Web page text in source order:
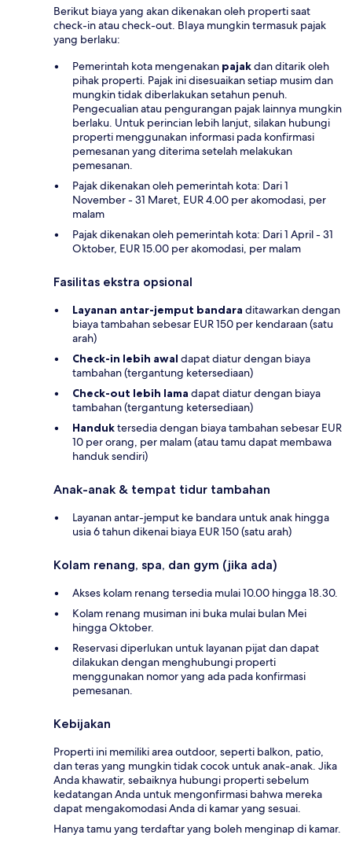
Berikut biaya yang akan dikenakan oleh properti saat
check-in atau check-out. BIaya mungkin termasuk pajak
yang berlaku:
Pemerintah kota mengenakan pajakdan ditarik oleh
pihak properti. Pajak ini disesuaikan setiap musim dan
mungkin tidak diberlakukan setahun penuh.
Pengecualian atau pengurangan pajak lainnya mungkin
berlaku. Untuk perincian lebih lanjut, silakan hubungi
properti menggunakan informasi pada konfirmasi
pemesanan yang diterima setelah melakukan
pemesanan.
Pajak dikenakan oleh pemerintah kota: Dari 1
November - 31 Maret, EUR 4.00 per akomodasi, per
malam
Pajak dikenakan oleh pemerintah kota: Dari 1 April - 31
Oktober, EUR 15.00 per akomodasi, per malam
Fasilitas ekstra opsional
Layanan antar-jemput bandara ditawarkan dengan
biaya tambahan sebesar EUR 150 per kendaraan (satu
arah)
Check-in lebih awal dapat diatur dengan biaya
tambahan (tergantung ketersediaan)
Check-out lebih lama dapat diatur dengan biaya
tambahan (tergantung ketersediaan)
Handuktersedia dengan biaya tambahan sebesar EUR
10 per orang, per malam (atau tamu dapat membawa
handuk sendiri)
Anak-anak & tempat tidur tambahan
Layanan antar-jemput ke bandara untuk anak hingga
usia 6 tahun dikenai biaya EUR 150 (satu arah)
Kolam renang, spa, dan gym (jika ada)
Akses kolam renang tersedia mulai 10.00 hingga 18.30.
Kolam renang musiman ini buka mulai bulan Mei
hingga Oktober.
Reservasi diperlukan untuk layanan pijat dan dapat
dilakukan dengan menghubungi properti
menggunakan nomor yang ada pada konfirmasi
pemesanan.
Kebijakan
Properti ini memiliki area outdoor, seperti balkon, patio,
dan teras yang mungkin tidak cocok untuk anak-anak. Jika
Anda khawatir, sebaiknya hubungi properti sebelum
kedatangan Anda untuk mengonfirmasi bahwa mereka
dapat mengakomodasi Anda di kamar yang sesuai.
Hanya tamu yang terdaftar yang boleh menginap di kamar.